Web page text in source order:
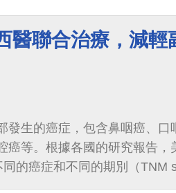
醫聯合治療，減輕
發生的癌症，包含鼻咽癌、口
癌等。根據各國的研究報告，
同的癌症和不同的期別（TNM